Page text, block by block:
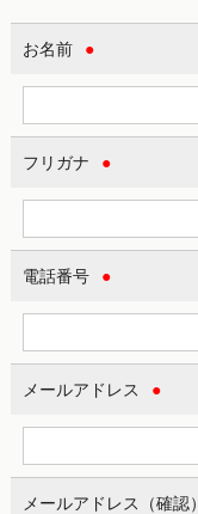
お名前 ●
フリガナ ●
電話番号 ●
メールアドレス ●
メールアドレス（確認）